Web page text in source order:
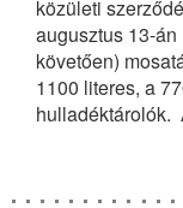
Szolgáltatásaink
Ürítési,
közületi
augusztus 13-
követően)
1100 literes, a
hulladéktárolók.